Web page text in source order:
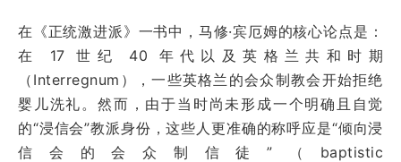
在《正统激进派》一书中，马修·宾厄姆的核心论点是：
在 17 世纪 40 年代以及英格兰共和时期
（Interregnum），一些英格兰的会众制教会开始拒绝
婴儿洗礼。然而，由于当时尚未形成一个明确且自觉
的“浸信会”教派身份，这些人更准确的称呼应是“倾向浸
信会的会众制信徒”（baptistic